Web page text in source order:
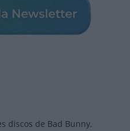
discos de Bad Bunny,